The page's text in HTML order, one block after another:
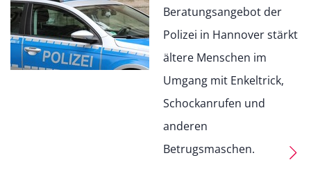
Beratungsangebot der
Polizei in Hannover stärkt
ältere Menschen im
Umgang mit Enkeltrick,
Schockanrufen und
anderen
Betrugsmaschen.